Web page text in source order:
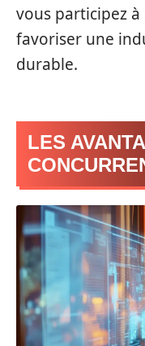
vous participez
favoriser une
durable.
LES